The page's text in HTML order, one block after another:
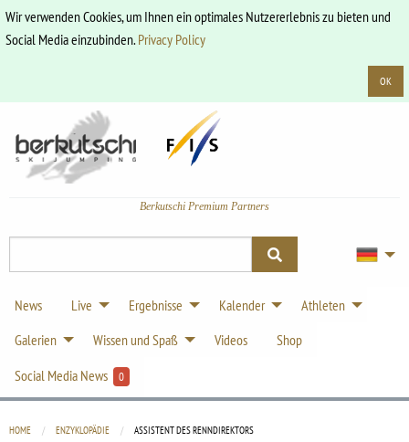
Wir verwenden Cookies, um Ihnen ein optimales Nutzererlebnis zu bieten und
Social Media einzubinden.Privacy Policy
OK
Berkutschi Premium Partners
News Live Ergebnisse Kalender
Athleten
Galerien
Wissen und Spaß Videos
Shop
Social Media News
0
HOME ENZYKLOPÄDIE CURRENT:
ASSISTENT DES RENNDIREKTORS